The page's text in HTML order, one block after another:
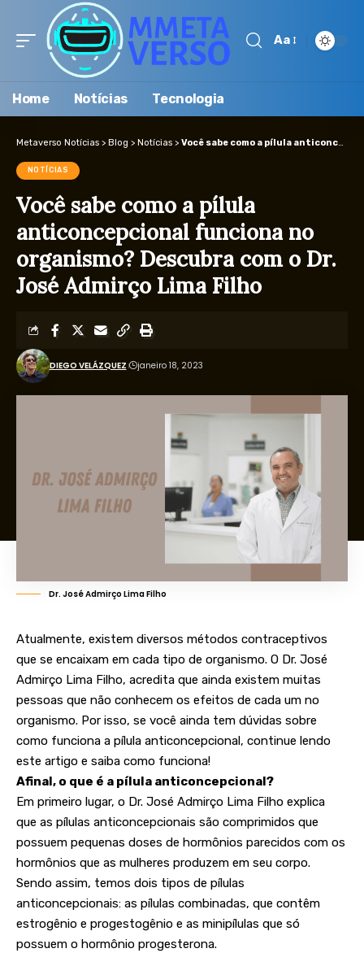
Aa
Home Notícias Tecnologia
Metaverso Notícias > Blog > Notícias > Você sabe como a pílula anticoncepcional funciona no organismo? Descubra com o Dr. José Admirço Lima Filho
NOTÍCIAS
Você sabe como a pílula
anticoncepcional funciona no
organismo? Descubra com o Dr.
José Admirço Lima Filho
DIEGO VELÁZQUEZ janeiro 18, 2023
Dr. José Admirço Lima Filho
Atualmente, existem diversos métodos contraceptivos
que se encaixam em cada tipo de organismo. O Dr. José
Admirço Lima Filho, acredita que ainda existem muitas
pessoas que não conhecem os efeitos de cada um no
organismo. Por isso, se você ainda tem dúvidas sobre
como funciona a pílula anticoncepcional, continue lendo
este artigo e saiba como funciona!
Afinal, o que é a pílula anticoncepcional?
Em primeiro lugar, o Dr. José Admirço Lima Filho explica
que as pílulas anticoncepcionais são comprimidos que
possuem pequenas doses de hormônios parecidos com os
hormônios que as mulheres produzem em seu corpo.
Sendo assim, temos dois tipos de pílulas
anticoncepcionais: as pílulas combinadas, que contêm
estrogênio e progestogênio e as minipílulas que só
possuem o hormônio progesterona.